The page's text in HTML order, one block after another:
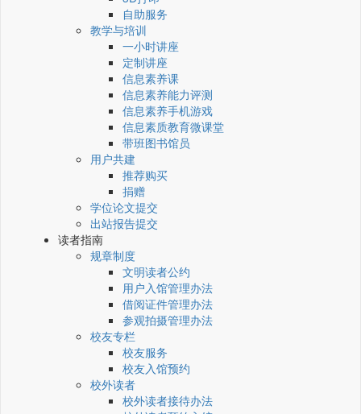
自助服务
教学与培训
一小时讲座
定制讲座
信息素养课
信息素养能力评测
信息素养手机游戏
信息素质教育微课堂
带班图书馆员
用户共建
推荐购买
捐赠
学位论文提交
出站报告提交
读者指南
规章制度
文明读者公约
用户入馆管理办法
借阅证件管理办法
参观拍摄管理办法
校友专栏
校友服务
校友入馆预约
校外读者
校外读者接待办法